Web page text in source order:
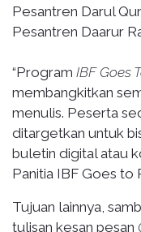
Pesantren Darul
Pesantren Daarur
“Program IBF Goes
membangkitkan
menulis. Peserta
ditargetkan untuk
buletin digital atau
Panitia IBF Goes to
Tujuan lainnya,
tulisan kesan pesan